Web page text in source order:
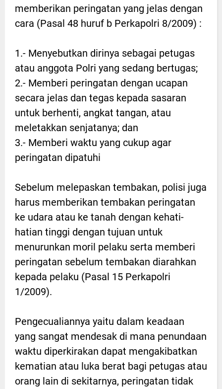
memberikan peringatan yang jelas dengan
cara (Pasal 48 huruf b Perkapolri 8/2009) :
1.- Menyebutkan dirinya sebagai petugas
atau anggota Polri yang sedang bertugas;
2.- Memberi peringatan dengan ucapan
secara jelas dan tegas kepada sasaran
untuk berhenti, angkat tangan, atau
meletakkan senjatanya; dan
3.- Memberi waktu yang cukup agar
peringatan dipatuhi
Sebelum melepaskan tembakan, polisi juga
harus memberikan tembakan peringatan
ke udara atau ke tanah dengan kehati-
hatian tinggi dengan tujuan untuk
menurunkan moril pelaku serta memberi
peringatan sebelum tembakan diarahkan
kepada pelaku (Pasal 15 Perkapolri
1/2009).
Pengecualiannya yaitu dalam keadaan
yang sangat mendesak di mana penundaan
waktu diperkirakan dapat mengakibatkan
kematian atau luka berat bagi petugas atau
orang lain di sekitarnya, peringatan tidak